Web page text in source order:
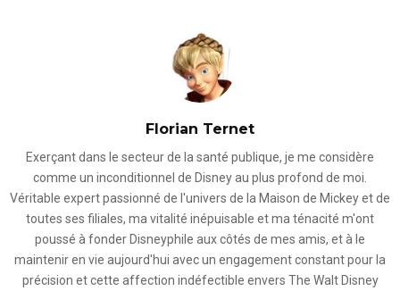
Florian Ternet
Exerçant dans le secteur de la santé publique, je me considère
comme un inconditionnel de Disney au plus profond de moi.
Véritable expert passionné de l'univers de la Maison de Mickey et de
toutes ses filiales, ma vitalité inépuisable et ma ténacité m'ont
poussé à fonder Disneyphile aux côtés de mes amis, et à le
maintenir en vie aujourd'hui avec un engagement constant pour la
précision et cette affection indéfectible envers The Walt Disney